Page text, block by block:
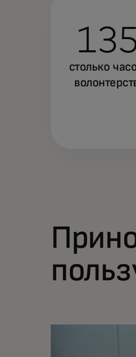
столько